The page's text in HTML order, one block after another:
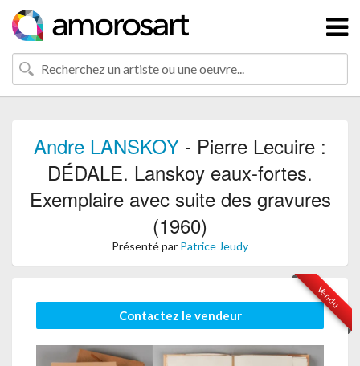
Andre LANSKOY - Pierre Lecuire :
DÉDALE. Lanskoy eaux-fortes.
Exemplaire avec suite des gravures
(1960)
Présenté par Patrice Jeudy
Vendu
Contactez le vendeur